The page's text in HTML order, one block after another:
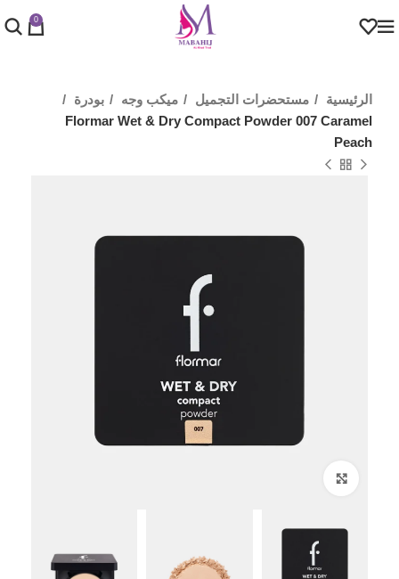
0
الرئيسية مستحضرات التجميل ميكب وجه
بودرة
Flormar Wet & Dry Compact Powder 007 Caramel
Peach